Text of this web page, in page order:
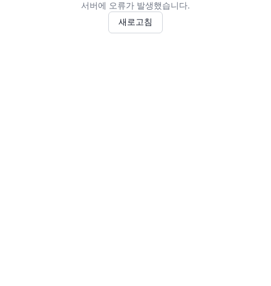
서버에 오류가 발생했습니다.
새로고침